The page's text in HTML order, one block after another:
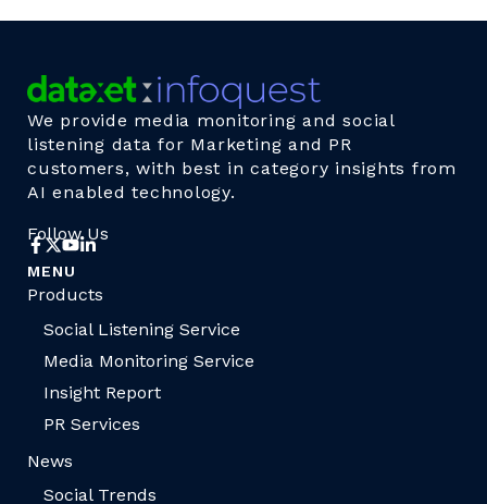
We provide media monitoring and social
listening data for Marketing and PR
customers, with best in category insights from
AI enabled technology.
Follow Us
MENU
Products
Social Listening Service
Media Monitoring Service
Insight Report
PR Services
News
Social Trends